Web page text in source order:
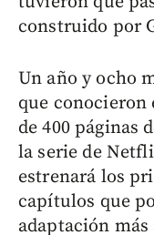
construido por
Un año y ocho
que conocieron
de 400 páginas
la serie de
estrenará los
capítulos que
adaptación